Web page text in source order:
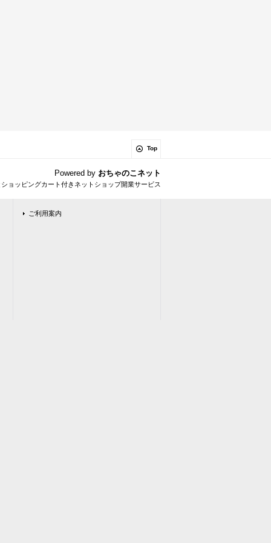
Top
Powered by おちゃのこネット
ョッピングカート付きネットショップ開業サービス
ご利用案内